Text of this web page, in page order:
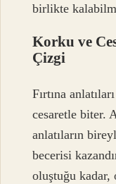
birlikte
Korku ve
Çizgi
Fırtına
cesaretle biter.
anlatıların
becerisi
oluştuğu kadar,